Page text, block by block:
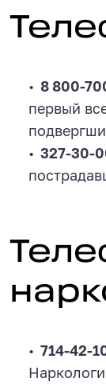
8 800-
первый
327-30-
714-42-